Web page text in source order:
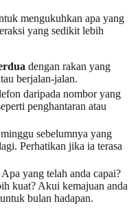
mengukuhkan apa yang
yang sedikit lebih
dengan rakan yang
berjalan-jalan.
daripada nombor yang
penghantaran atau
sebelumnya yang
Perhatikan jika ia terasa
yang telah anda capai?
kuat? Akui kemajuan anda
bulan hadapan.